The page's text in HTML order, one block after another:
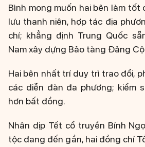
Bình mong muốn hai bên làm
lưu thanh niên, hợp tác địa
chí; khẳng định Trung Quốc
Nam xây dựng Bảo tàng Đảng
Hai bên nhất trí duy trì trao đổi,
các diễn đàn đa phương; kiểm
hơn bất đồng.
Nhân dịp Tết cổ truyền Bính
tộc đang đến gần, hai đồng chí